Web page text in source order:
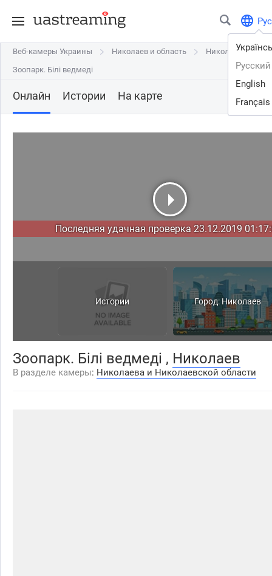
Рус
Русский
English
Français
Веб-камеры Украины Николаев и область
Николаев
Зоопарк. Білі ведмеді
Веб-камеры Украины Николаев и область
Николаев
Зоопарк. Білі ведмеді
Онлайн Истории На карте
Последняя удачная проверка 23.12.2019
Истории Город: Николаев
Зоопарк. Білі ведмеді , Николаев
В разделе камеры: Николаева и Николаевской области